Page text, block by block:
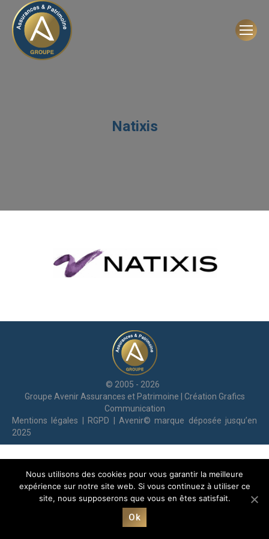
Natixis
© 2005 - 2026
Groupe Avenir Assurances et Patrimoine | Création Grafics
Communication
Mentions légales
RGPD | Avenir© marque déposée jusqu’en
2025
Nous utilisons des cookies pour vous garantir la meilleure
expérience sur notre site web. Si vous continuez à utiliser ce
site, nous supposerons que vous en êtes satisfait.
Ok